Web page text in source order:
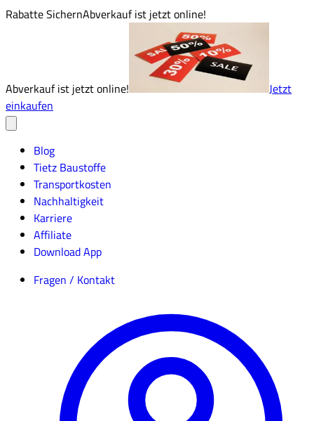
Rabatte SichernAbverkauf ist jetzt online!
Abverkauf ist jetzt online!
Jetzt
einkaufen
Blog
Tietz Baustoffe
Transportkosten
Nachhaltigkeit
Karriere
Affiliate
Download App
Fragen / Kontakt